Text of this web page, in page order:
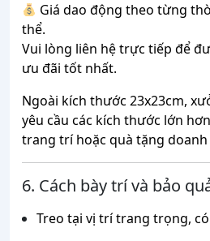
Giá dao động theo từng
thể.
Vui lòng liên hệ trực tiếp để
ưu đãi tốt nhất.
Ngoài kích thước 23x23cm,
yêu cầu các kích thước lớn
trang trí hoặc quà tặng
6. Cách bày trí và bảo
Treo tại vị trí trang trọng,